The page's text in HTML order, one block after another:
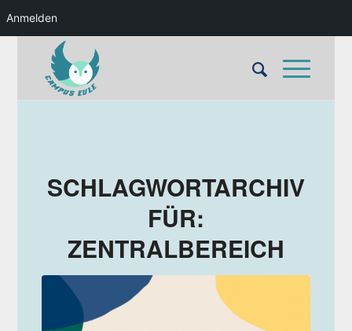
Anmelden
SCHLAGWORTARCHIV
FÜR:
ZENTRALBEREICH